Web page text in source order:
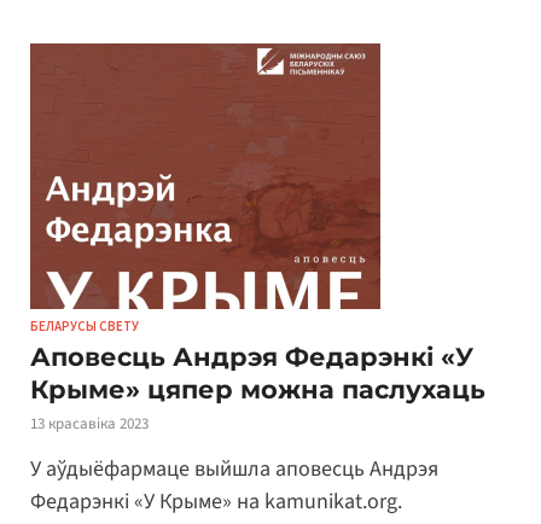
БЕЛАРУСЫ СВЕТУ
Аповесць Андрэя Федарэнкі «У
Крыме» цяпер можна паслухаць
13 красавіка 2023
У аўдыёфармаце выйшла аповесць Андрэя
Федарэнкі «У Крыме» на kamunikat.org.